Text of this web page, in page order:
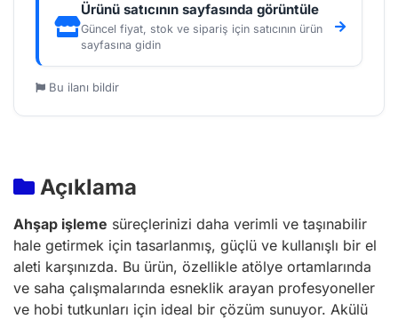
Ürünü satıcının sayfasında görüntüle
Güncel fiyat, stok ve sipariş için satıcının ürün
sayfasına gidin
Bu ilanı bildir
Açıklama
Ahşap işleme süreçlerinizi daha verimli ve taşınabilir
hale getirmek için tasarlanmış, güçlü ve kullanışlı bir el
aleti karşınızda. Bu ürün, özellikle atölye ortamlarında
ve saha çalışmalarında esneklik arayan profesyoneller
ve hobi tutkunları için ideal bir çözüm sunuyor. Akülü